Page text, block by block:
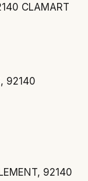
CLAMART
92140
92140